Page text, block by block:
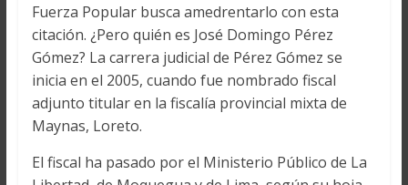
Fuerza Popular busca amedrentarlo con esta
citación. ¿Pero quién es José Domingo Pérez
Gómez? La carrera judicial de Pérez Gómez se
inicia en el 2005, cuando fue nombrado fiscal
adjunto titular en la fiscalía provincial mixta de
Maynas, Loreto.
El fiscal ha pasado por el Ministerio Público de La